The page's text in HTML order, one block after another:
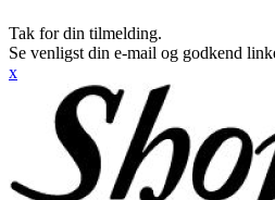
Tak for din tilmelding.
Se venligst din e-mail og godkend
x